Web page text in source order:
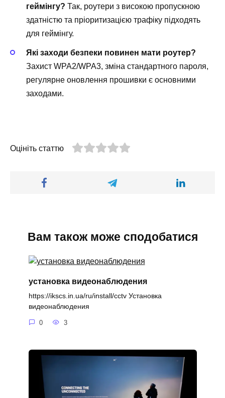
геймінгу? Так, роутери з високою пропускною
здатністю та пріоритизацією трафіку підходять
для геймінгу.
Які заходи безпеки повинен мати роутер?
Захист WPA2/WPA3, зміна стандартного пароля,
регулярне оновлення прошивки є основними
заходами.
Оцініть статтю
Вам також може сподобатися
установка видеонаблюдения
https://ikscs.in.ua/ru/install/cctv Установка
видеонаблюдения
0 3